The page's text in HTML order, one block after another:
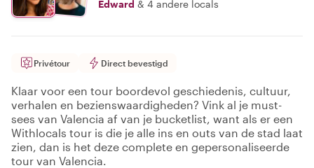
Edward & 4 andere locals
Privétour Direct bevestigd
Klaar voor een tour boordevol geschiedenis, cultuur,
verhalen en bezienswaardigheden? Vink al je must-
sees van Valencia af van je bucketlist, want als er een
Withlocals tour is die je alle ins en outs van de stad laat
zien, dan is het deze complete en gepersonaliseerde
tour van Valencia.